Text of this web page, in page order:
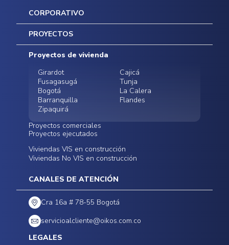
CORPORATIVO
Inicio
Mapa del sitio
Postventas
Contratación Directa
Noticias
PROYECTOS
Proyectos de vivienda
Girardot
Cajicá
Fusagasugá
Tunja
Bogotá
La Calera
Barranquilla
Flandes
Zipaquirá
Proyectos comerciales
Funza
Infinitum Zentral
Bodegas - ALMAX
Centro Comercial
Proyectos ejecutados
Conoce nuestros
proyectos ejecutados
Viviendas VIS en construcción
Viviendas No VIS en construcción
CANALES DE ATENCIÓN
Cra 16a # 78-55 Bogotá
servicioalcliente@oikos.com.co
LEGALES